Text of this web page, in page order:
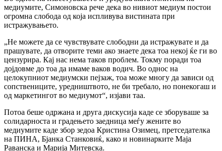
медиумите, Симоновска рече дека во нивиот медиум постои
огромна слобода од која испливува вистината при
истражувањето.
„Не можете да се чувствувате слободни да истражувате и да
прашувате, да отворите теми ако знаете дека тоа некој ќе ги во
цензурира. Кај нас нема таков проблем. Токму поради тоа
дојдовме до тоа да имаме ваков водич. Во однос на
целокупниот медиумски пејзаж, тоа може многу да зависи од
сопствениците, уредништвото, не би требало, но понекогаш и
од маркетингот во медиумот“, изјави таа.
Потоа беше одржана и друга дискусија каде се зборуваше за
солидарноста и градењето заедница меѓу жените во
медиумите каде збор зедоа Кристина Озимец, претседателка
на ПИНА, Бјанка Станковиќ, како и новинарките Маја
Раванска и Марија Митевска.